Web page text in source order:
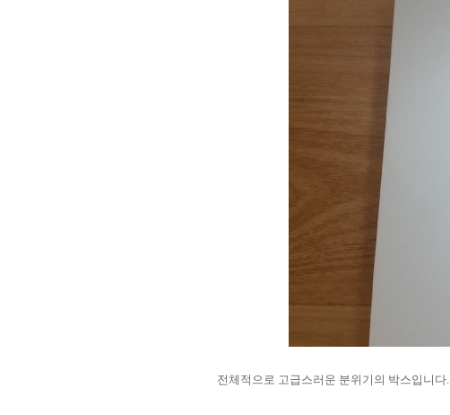
전체적으로 고급스러운 분위기의 박스입니다.